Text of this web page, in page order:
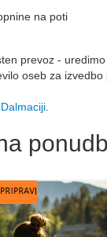
na poti
prevoz -
oseb za
Dalmaciji